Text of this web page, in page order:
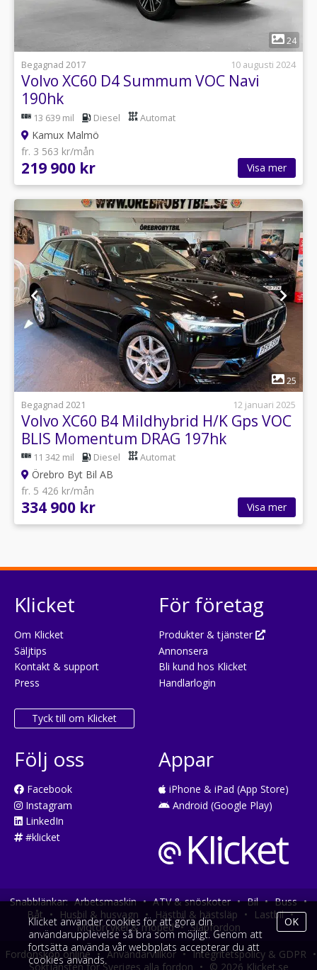
24
Begagnad 2017
10 augusti 2024
Volvo XC60 D4 Summum VOC Navi
190hk
13 639 mil Diesel Automat
Kamux Malmö
fr. 3 563 kr/mån
219 900 kr Visa mer
1
25
Begagnad 2021
12 januari 2025
Volvo XC60 B4 Mildhybrid H/K Gps VOC
BLIS Momentum DRAG 197hk
11 342 mil Diesel Automat
Örebro Byt Bil AB
fr. 5 426 kr/mån
334 900 kr Visa mer
Klicket
Om Klicket
Säljtips
Kontakt & support
Press
Tyck till om Klicket
För företag
Produkter & tjänster
Annonsera
Bli kund hos Klicket
Handlarlogin
Följ oss
Facebook
Instagram
LinkedIn
#klicket
Appar
iPhone & iPad (App Store)
Android (Google Play)
Snabblänkar: Arbetsmaskin • ATV & snöskoter • Bil • Buss •
Båt • Husbil & husvagn • Hästbil & hästsläp • Lastbil •
Motorcykel & moped • Släpfordon
Fordonsköp online • Användarvillkor • Integritetspolicy & GDPR •
Söktjänsten för Sveriges alla fordon • © 2026 Klicket.se
Klicket använder cookies för att göra din
användarupplevelse så bra som möjligt. Genom att
fortsätta använda vår webbplats accepterar du att
cookies används.
OK